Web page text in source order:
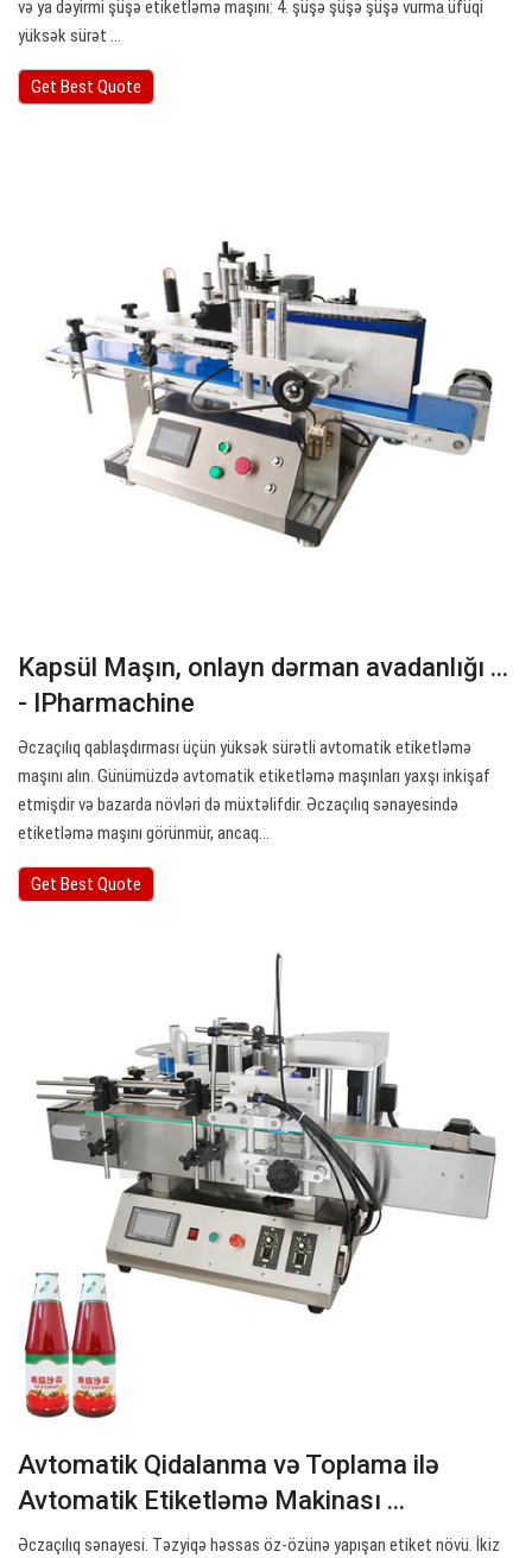
və ya dəyirmi şüşə etiketləmə maşını: 4. şüşə şüşə şüşə vurma üfüqi
yüksək sürət ...
Get Best Quote
Kapsül Maşın, onlayn dərman avadanlığı ...
- IPharmachine
Əczaçılıq qablaşdırması üçün yüksək sürətli avtomatik etiketləmə
maşını alın. Günümüzdə avtomatik etiketləmə maşınları yaxşı inkişaf
etmişdir və bazarda növləri də müxtəlifdir. Əczaçılıq sənayesində
etiketləmə maşını görünmür, ancaq…
Get Best Quote
Avtomatik Qidalanma və Toplama ilə
Avtomatik Etiketləmə Makinası ...
Əczaçılıq sənayesi. Təzyiqə həssas öz-özünə yapışan etiket növü. İkiz